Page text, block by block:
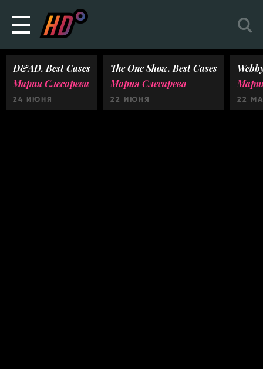
D&AD. Best Cases
Мария Слесарева
24 ИЮНЯ
The One Show. Best Cases
Мария Слесарева
22 ИЮНЯ 22